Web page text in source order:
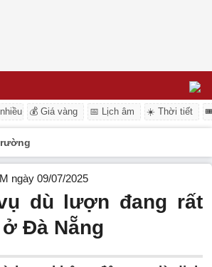
💰 Giá vàng 📅 Lịch âm ☀️ Thời tiết
ngày 09/07/2025
dù lượn đang rất
Đà Nẵng